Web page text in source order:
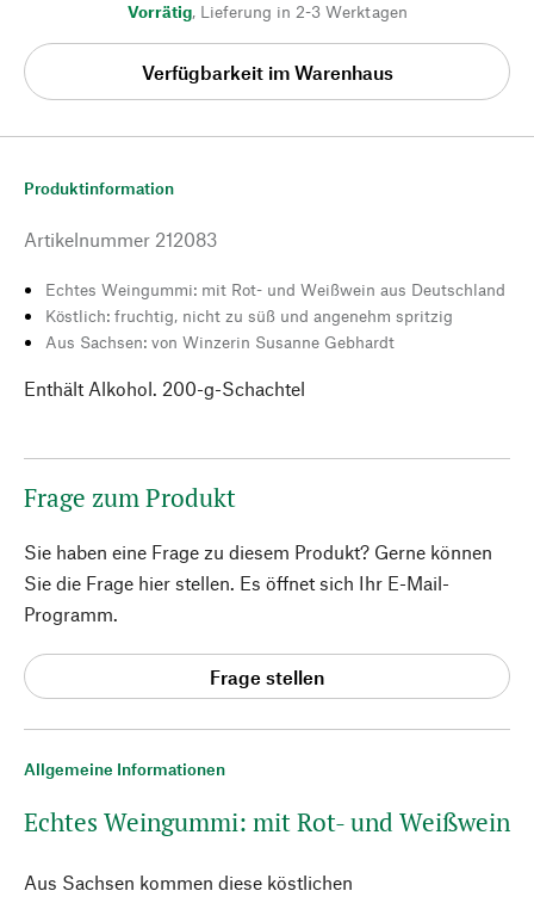
Vorrätig, Lieferung in 2-3 Werktagen
Verfügbarkeit im Warenhaus
Allgemeine Informationen
Echtes Weingummi: mit Rot- und Weißwein
Aus Sachsen kommen diese köstlichen
Produktinformation
Artikelnummer 212083
Echtes Weingummi: mit Rot- und Weißwein aus Deutschland
Köstlich: fruchtig, nicht zu süß und angenehm spritzig
Aus Sachsen: von Winzerin Susanne Gebhardt
Enthält Alkohol. 200-g-Schachtel
Frage zum Produkt
Sie haben eine Frage zu diesem Produkt? Gerne können
Sie die Frage hier stellen. Es öffnet sich Ihr E-Mail-
Programm.
Frage stellen